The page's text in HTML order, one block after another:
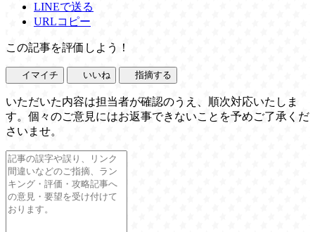
LINEで送る
URLコピー
この記事を評価しよう！
イマイチ いいね 指摘する
いただいた内容は担当者が確認のうえ、順次対応いたしま
す。個々のご意見にはお返事できないことを予めご了承くだ
さいませ。